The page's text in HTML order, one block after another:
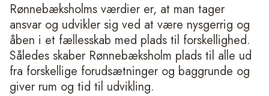
Rønnebæksholms værdier er, at man tager
ansvar og udvikler sig ved at være nysgerrig og
åben i et fællesskab med plads til forskellighed.
Således skaber Rønnebæksholm plads til alle ud
fra forskellige forudsætninger og baggrunde og
giver rum og tid til udvikling.